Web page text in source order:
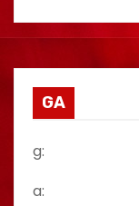
GA
g:
a: